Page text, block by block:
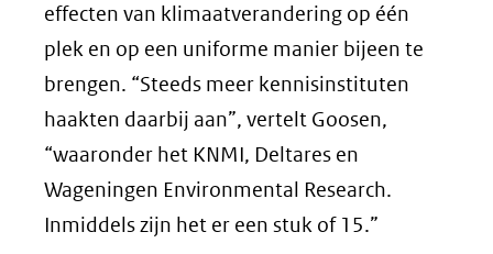
effecten van klimaatverandering op één
plek en op een uniforme manier bijeen te
brengen. “Steeds meer kennisinstituten
haakten daarbij aan”, vertelt Goosen,
“waaronder het KNMI, Deltares en
Wageningen Environmental Research.
Inmiddels zijn het er een stuk of 15.”